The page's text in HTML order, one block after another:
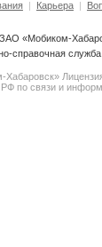
| Карьера|
«Мобиком-
справочная
по связи и